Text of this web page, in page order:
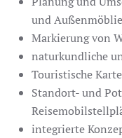
und
Markierung von
naturkundliche
Touristische
Standort- und
integrierte